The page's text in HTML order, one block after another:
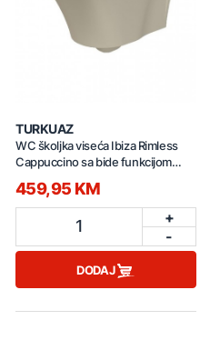
TURKUAZ
WC školjka viseća Ibiza Rimless
Cappuccino sa bide funkcijom
459,95 KM
1
+
-
DODAJ